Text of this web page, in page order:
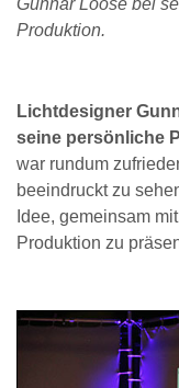
Gunnar Loose bei
Produktion.
Lichtdesigner
seine persönliche
war rundum
beeindruckt zu
Idee, gemeinsam
Produktion zu